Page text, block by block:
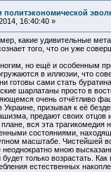
политэкономической
16:40:40 »
какие удивительные
того, что он уже
но ещё и особенным
в иллюзии, что
готовы сами стать
шарлатаны просто в
очень отчётливо
Украине, призывая к её
предают своих
вся эта
состояниями,
масштабе. Чистейшей
неоднократно мною
будет только возрастать.
естественных